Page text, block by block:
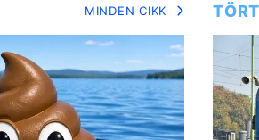
MINDEN CIKK